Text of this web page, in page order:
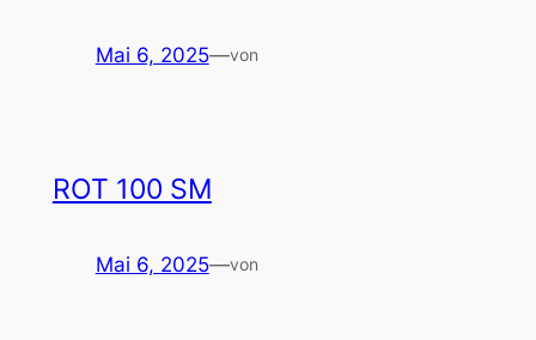
Mai 6, 2025—von
ROT 100 SM
Mai 6, 2025—von